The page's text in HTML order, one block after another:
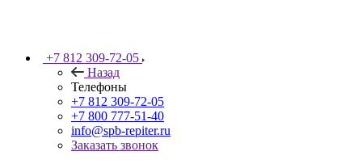
+7 812 309-72-05
Назад
Телефоны
+7 812 309-72-05
+7 800 777-51-40
info@spb-repiter.ru
Заказать звонок